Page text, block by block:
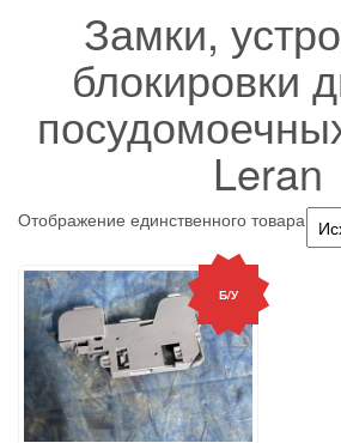
Замки,
блокировки
Leran
Отображение единственного товара
Б/У